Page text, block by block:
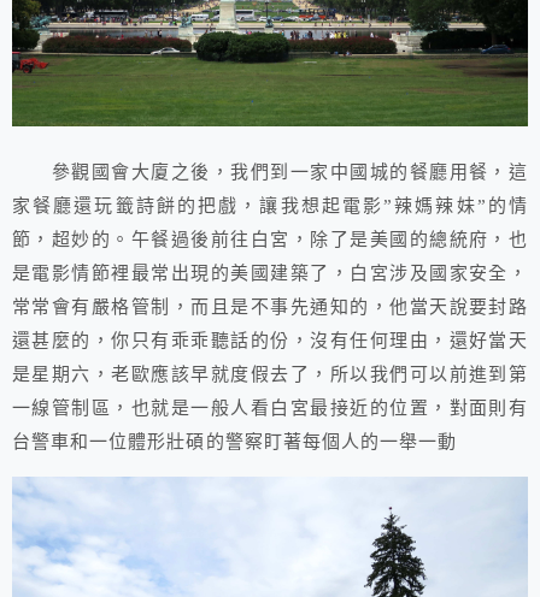
參觀國會大廈之後，我們到一家中國城的餐廳用餐，這
家餐廳還玩籤詩餅的把戲，讓我想起電影”辣媽辣妹”的情
節，超妙的。午餐過後前往白宮，除了是美國的總統府，也
是電影情節裡最常出現的美國建築了，白宮涉及國家安全，
常常會有嚴格管制，而且是不事先通知的，他當天說要封路
還甚麼的，你只有乖乖聽話的份，沒有任何理由，還好當天
是星期六，老歐應該早就度假去了，所以我們可以前進到第
一線管制區，也就是一般人看白宮最接近的位置，對面則有
台警車和一位體形壯碩的警察盯著每個人的一舉一動